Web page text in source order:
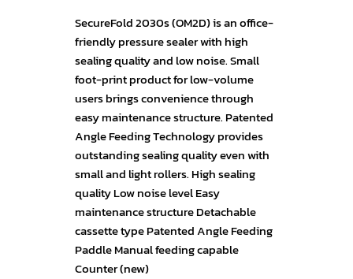
SecureFold 2030s (OM2D) is an office-
friendly pressure sealer with high
sealing quality and low noise. Small
foot-print product for low-volume
users brings convenience through
easy maintenance structure. Patented
Angle Feeding Technology provides
outstanding sealing quality even with
small and light rollers. High sealing
quality Low noise level Easy
maintenance structure Detachable
cassette type Patented Angle Feeding
Paddle Manual feeding capable
Counter (new)